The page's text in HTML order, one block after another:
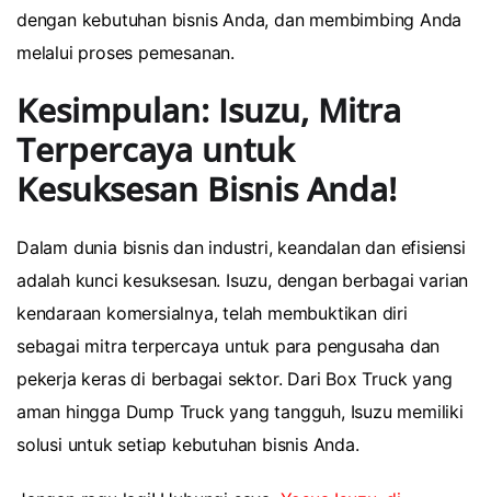
dengan kebutuhan bisnis Anda, dan membimbing Anda
melalui proses pemesanan.
Kesimpulan: Isuzu, Mitra
Terpercaya untuk
Kesuksesan Bisnis Anda!
Dalam dunia bisnis dan industri, keandalan dan efisiensi
adalah kunci kesuksesan. Isuzu, dengan berbagai varian
kendaraan komersialnya, telah membuktikan diri
sebagai mitra terpercaya untuk para pengusaha dan
pekerja keras di berbagai sektor. Dari Box Truck yang
aman hingga Dump Truck yang tangguh, Isuzu memiliki
solusi untuk setiap kebutuhan bisnis Anda.